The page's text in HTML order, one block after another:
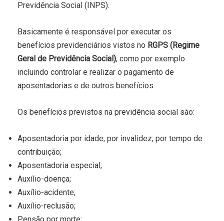
Previdência Social (INPS).
Basicamente é responsável por executar os
benefícios previdenciários vistos no RGPS (Regime
Geral de Previdência Social), como por exemplo
incluindo controlar e realizar o pagamento de
aposentadorias e de outros benefícios.
Os benefícios previstos na previdência social são:
Aposentadoria por idade; por invalidez; por tempo de
contribuição;
Aposentadoria especial;
Auxílio-doença;
Auxílio-acidente;
Auxílio-reclusão;